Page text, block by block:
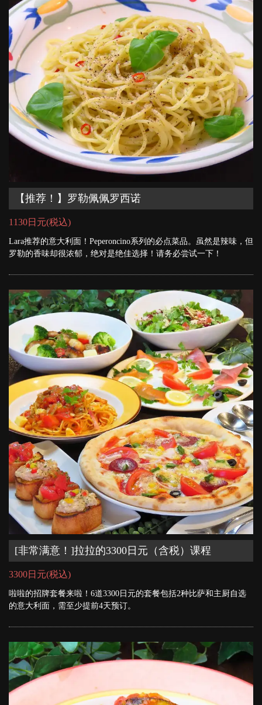
【推荐！】罗勒佩佩罗西诺
1130日元(税込)
Lara推荐的意大利面！Peperoncino系列的必点菜品。虽然是辣味，但
罗勒的香味却很浓郁，绝对是绝佳选择！请务必尝试一下！
[非常满意！]拉拉的3300日元（含税）课程
3300日元(税込)
啦啦的招牌套餐来啦！6道3300日元的套餐包括2种比萨和主厨自选
的意大利面，需至少提前4天预订。